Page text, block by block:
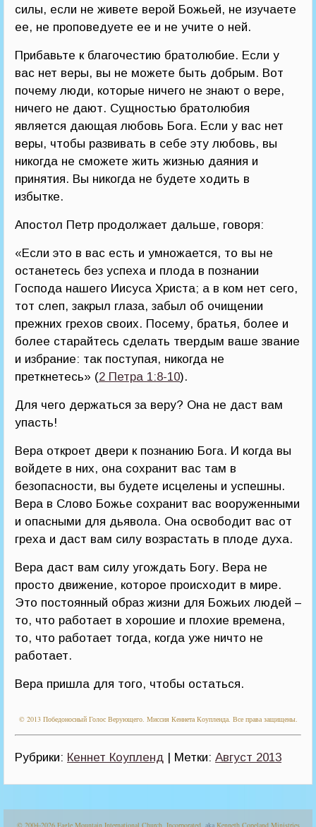
силы, если не живете верой Божьей, не изучаете
ее, не проповедуете ее и не учите о ней.
Прибавьте к благочестию братолюбие. Если у
вас нет веры, вы не можете быть добрым. Вот
почему люди, которые ничего не знают о вере,
ничего не дают. Сущностью братолюбия
является дающая любовь Бога. Если у вас нет
веры, чтобы развивать в себе эту любовь, вы
никогда не сможете жить жизнью даяния и
принятия. Вы никогда не будете ходить в
избытке.
Апостол Петр продолжает дальше, говоря:
«Если это в вас есть и умножается, то вы не
останетесь без успеха и плода в познании
Господа нашего Иисуса Христа; а в ком нет сего,
тот слеп, закрыл глаза, забыл об очищении
прежних грехов своих. Посему, братья, более и
более старайтесь сделать твердым ваше звание
и избрание: так поступая, никогда не
преткнетесь» (2 Петра 1:8-10).
Для чего держаться за веру? Она не даст вам
упасть!
Вера откроет двери к познанию Бога. И когда вы
войдете в них, она сохранит вас там в
безопасности, вы будете исцелены и успешны.
Вера в Слово Божье сохранит вас вооруженными
и опасными для дьявола. Она освободит вас от
греха и даст вам силу возрастать в плоде духа.
Вера даст вам силу угождать Богу. Вера не
просто движение, которое происходит в мире.
Это постоянный образ жизни для Божьих людей –
то, что работает в хорошие и плохие времена,
то, что работает тогда, когда уже ничто не
работает.
Вера пришла для того, чтобы остаться.
© 2013 Победоносный Голос Верующего. Миссия Кеннета Коупленда. Все права защищены.
Рубрики: Кеннет Коупленд | Метки: Август 2013
© 2004-2026 Eagle Mountain International Church, Incorporated, aka Kenneth Copeland Ministries